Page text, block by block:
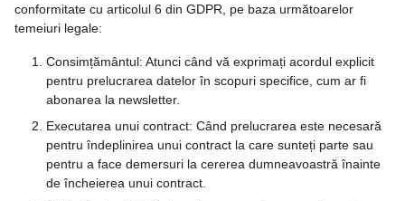
conformitate cu articolul 6 din GDPR, pe baza următoarelor
temeiuri legale:
Consimțământul: Atunci când vă exprimați acordul explicit
pentru prelucrarea datelor în scopuri specifice, cum ar fi
abonarea la newsletter.
Executarea unui contract: Când prelucrarea este necesară
pentru îndeplinirea unui contract la care sunteți parte sau
pentru a face demersuri la cererea dumneavoastră înainte
de încheierea unui contract.